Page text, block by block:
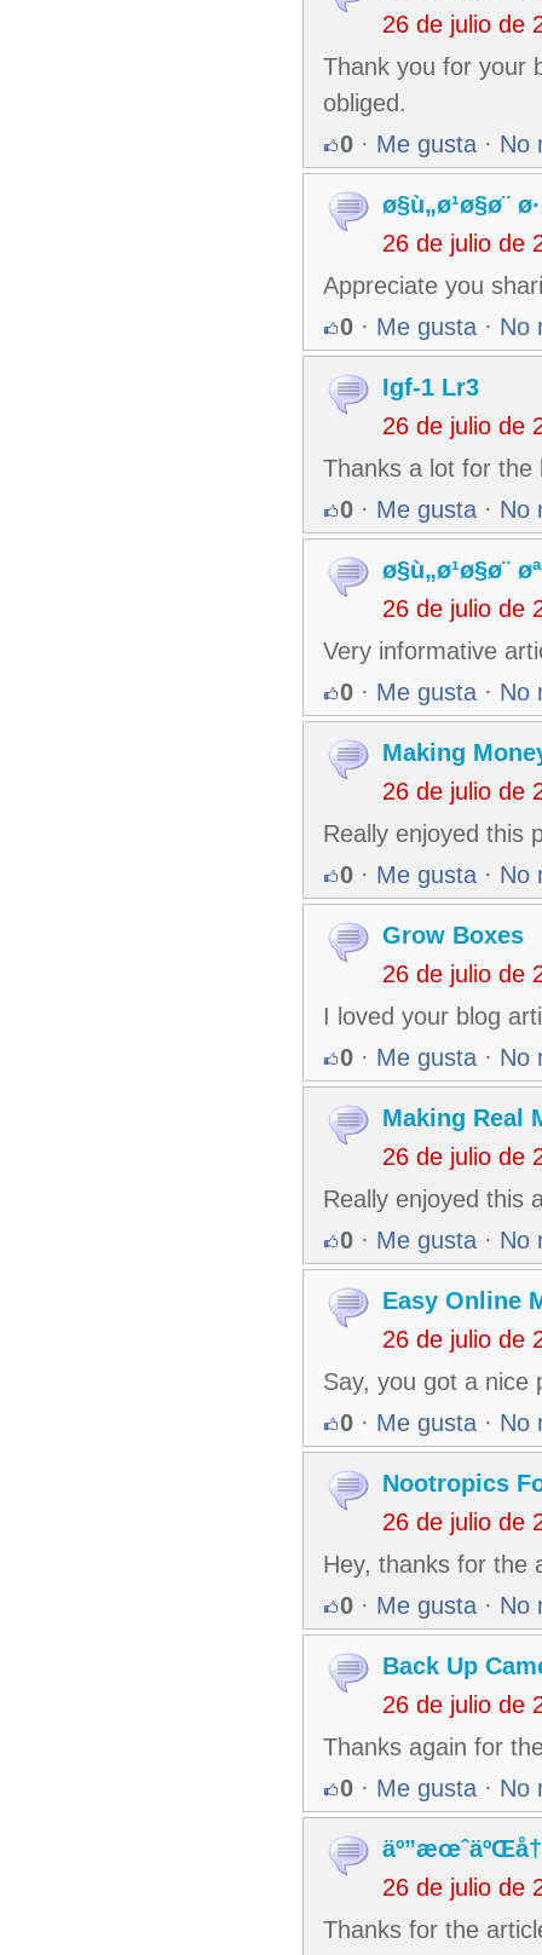
26 de julio de
Thank you for your
obliged.
0 · Me gusta · No
ø§ù„ø¹ø§ø¨
26 de julio de
Appreciate you
0 · Me gusta · No
Igf-1 Lr3
26 de julio de
Thanks a lot for the
0 · Me gusta · No
ø§ù„ø¹ø§ø¨
26 de julio de
Very informative
0 · Me gusta · No
Making
26 de julio de
Really enjoyed this
0 · Me gusta · No
Grow Boxes
26 de julio de
I loved your blog
0 · Me gusta · No
Making Real
26 de julio de
Really enjoyed this
0 · Me gusta · No
Easy Online
26 de julio de
Say, you got a nice
0 · Me gusta · No
Nootropics
26 de julio de
Hey, thanks for the
0 · Me gusta · No
Back Up
26 de julio de
Thanks again for
0 · Me gusta · No
26 de julio de
Thanks for the